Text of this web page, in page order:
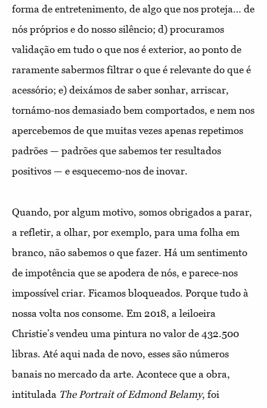
forma de entretenimento, de algo que nos proteja… de
nós próprios e do nosso silêncio; d) procuramos
validação em tudo o que nos é exterior, ao ponto de
raramente sabermos filtrar o que é relevante do que é
acessório; e) deixámos de saber sonhar, arriscar,
tornámo-nos demasiado bem comportados, e nem nos
apercebemos de que muitas vezes apenas repetimos
padrões — padrões que sabemos ter resultados
positivos — e esquecemo-nos de inovar.
Quando, por algum motivo, somos obrigados a parar,
a refletir, a olhar, por exemplo, para uma folha em
branco, não sabemos o que fazer. Há um sentimento
de impotência que se apodera de nós, e parece-nos
impossível criar. Ficamos bloqueados. Porque tudo à
nossa volta nos consome. Em 2018, a leiloeira
Christie’s vendeu uma pintura no valor de 432.500
libras. Até aqui nada de novo, esses são números
banais no mercado da arte. Acontece que a obra,
intitulada The Portrait of Edmond Belamy, foi